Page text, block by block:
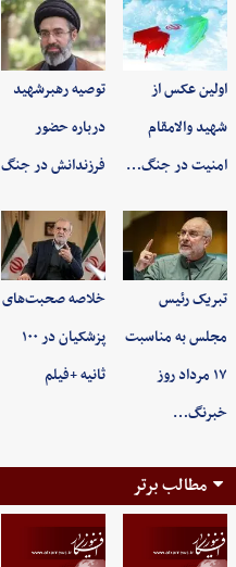
اولین عکس از
شهید والامقام
امنیت در جنگ…
توصیه رهبرشهید
درباره حضور
فرزندانش در جنگ
تبریک رئیس
مجلس به مناسبت
۱۷ مرداد روز
خبرنگ…
خلاصه صحبت‌های
پزشکیان در ۱۰۰
ثانیه +فیلم
مطالب برتر